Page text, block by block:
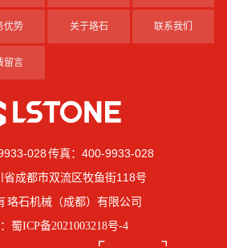
优势 关于珞石 联系我们
留言
028 传真：400-9933-028
省成都市双流区牧鱼街118号
珞石机械（成都）有限公司
蜀ICP备2021003218号-4